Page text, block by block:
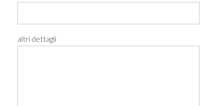
altri dettagli